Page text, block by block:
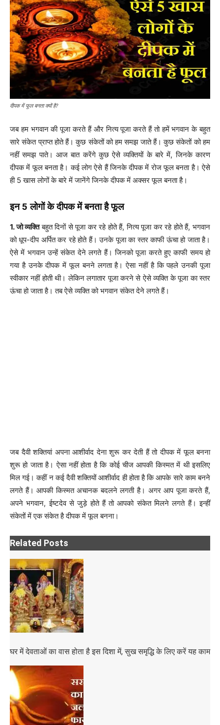
दीपक में फूल बनता क्यों है?
जब हम भगवान की पूजा करते हैं और नित्य पूजा करते हैं तो हमें भगवान के बहुत
सारे संकेत प्राप्त होते हैं। कुछ संकेतों को हम समझ जाते हैं। कुछ संकेतों को हम
नहीं समझ पाते। आज बात करेंगे कुछ ऐसे व्यक्तियों के बारे में, जिनके कारण
दीपक में फूल बनता है। कई लोग ऐसे हैं जिनके दीपक में रोज फूल बनता है। ऐसे
ही 5 खास लोगों के बारे में जानेंगे जिनके दीपक में अक्सर फूल बनता है।
इन 5 लोगों के दीपक में बनता है फूल
1. जो व्यक्तिबहुत दिनों से पूजा कर रहे होते हैं, नित्य पूजा कर रहे होते हैं, भगवान
को धूप-दीप अर्पित कर रहे होते हैं। उनके पूजा का स्तर काफी ऊंचा हो जाता है।
ऐसे में भगवान उन्हें संकेत देने लगते हैं। जिनको पूजा करते हुए काफी समय हो
गया है उनके दीपक में फूल बनने लगता है। ऐसा नहीं है कि पहले उनकी पूजा
स्वीकार नहीं होती थी। लेकिन लगातार पूजा करने से ऐसे व्यक्ति के पूजा का स्तर
ऊंचा हो जाता है। तब ऐसे व्यक्ति को भगवान संकेत देने लगते हैं।
जब दैवी शक्तियां अपना आशीर्वाद देना शुरू कर देती हैं तो दीपक में फूल बनना
शुरू हो जाता है। ऐसा नहीं होता है कि कोई चीज आपकी किस्मत में थी इसलिए
मिल गई। कहीं न कई दैवी शक्तियों आशीर्वाद ही होता है कि आपके सारे काम बनने
लगते हैं। आपकी किस्मत अचानक बदलने लगती है। अगर आप पूजा करते हैं,
अपने भगवान, ईष्टदेव से जुड़े होते हैं तो आपको संकेत मिलने लगते हैं। इन्हीं
संकेतों में एक संकेत है दीपक में फूल बनना।
Related Posts
घर में देवताओं का वास होता है इस दिशा में, सुख समृद्धि के लिए करें यह काम